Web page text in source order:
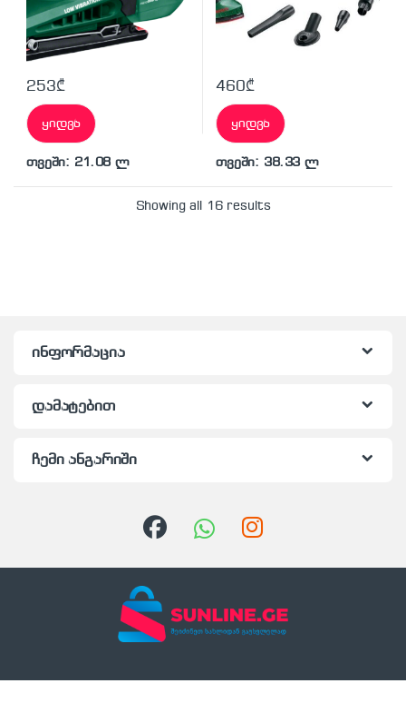
253₾
ყიდვა
თვეში: 21.08 ლ
460₾
ყიდვა
თვეში: 38.33 ლ
Showing all 16 results
ინფორმაცია
დამატებით
ჩემი ანგარიში